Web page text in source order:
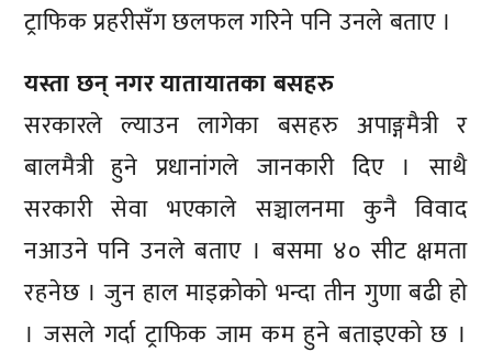
ट्राफिक प्रहरीसँग छलफल गरिने पनि उनले बताए ।
यस्ता छन् नगर यातायातका बसहरु
सरकारले ल्याउन लागेका बसहरु अपाङ्गमैत्री र
बालमैत्री हुने प्रधानांगले जानकारी दिए । साथै
सरकारी सेवा भएकाले सञ्चालनमा कुनै विवाद
नआउने पनि उनले बताए । बसमा ४० सीट क्षमता
रहनेछ । जुन हाल माइक्रोको भन्दा तीन गुणा बढी हो
। जसले गर्दा ट्राफिक जाम कम हुने बताइएको छ ।